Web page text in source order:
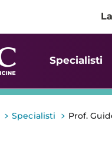
Specialisti
> Specialisti > Prof.